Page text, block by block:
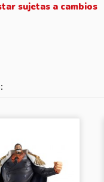
sujetas a cambios